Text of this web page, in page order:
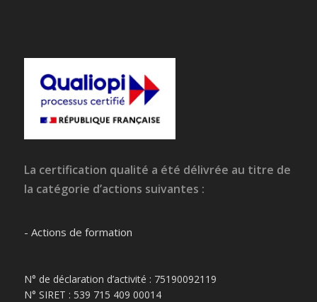
La certification qualité a été délivrée au titre de
la catégorie d’actions suivantes :
- Actions de formation
N° de déclaration d’activité : 75190092119
N° SIRET : 539 715 409 00014